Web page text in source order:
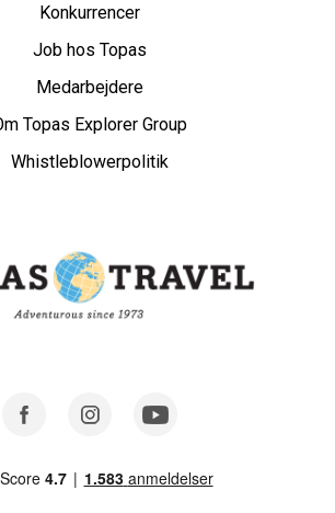
Konkurrencer
Job hos Topas
Medarbejdere
Topas Explorer Group
Whistleblowerpolitik
Facebook Instagram